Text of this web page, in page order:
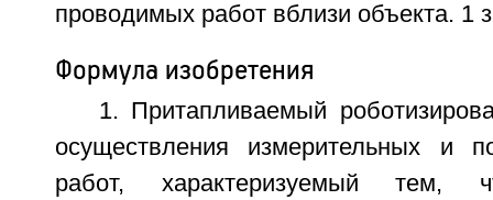
проводимых работ вблизи объекта. 1
Формула изобретения
1. Притапливаемый
осуществления измерительных и
работ, характеризуемый тем,